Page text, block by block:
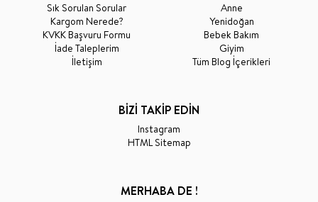
Sık Sorulan Sorular
Kargom Nerede?
KVKK Başvuru Formu
İade Taleplerim
İletişim
Anne
Yenidoğan
Bebek Bakım
Giyim
Tüm Blog İçerikleri
BİZİ TAKİP EDİN
Instagram
HTML Sitemap
MERHABA DE !